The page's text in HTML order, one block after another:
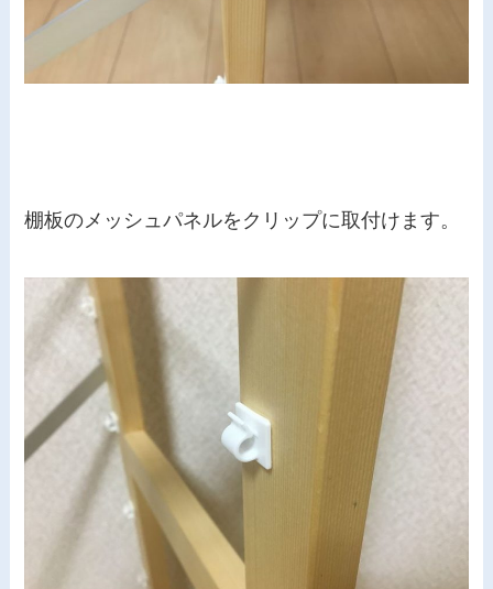
棚板のメッシュパネルをクリップに取付けます。